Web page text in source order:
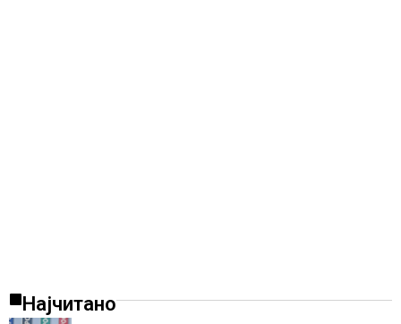
Најчитано